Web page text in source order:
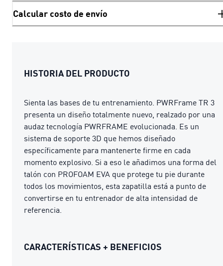
Calcular costo de envío
HISTORIA DEL PRODUCTO
Sienta las bases de tu entrenamiento. PWRFrame TR 3
presenta un diseño totalmente nuevo, realzado por una
audaz tecnología PWRFRAME evolucionada. Es un
sistema de soporte 3D que hemos diseñado
específicamente para mantenerte firme en cada
momento explosivo. Si a eso le añadimos una forma del
talón con PROFOAM EVA que protege tu pie durante
todos los movimientos, esta zapatilla está a punto de
convertirse en tu entrenador de alta intensidad de
referencia.
CARACTERÍSTICAS + BENEFICIOS